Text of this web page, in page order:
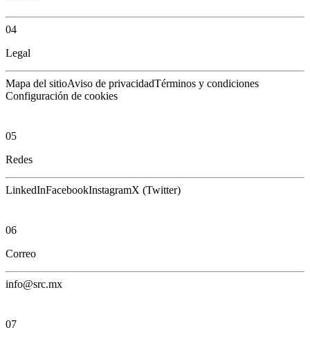
04
Legal
Mapa del sitioAviso de privacidadTérminos y condiciones
Configuración de cookies
05
Redes
LinkedInFacebookInstagramX (Twitter)
06
Correo
info@src.mx
07